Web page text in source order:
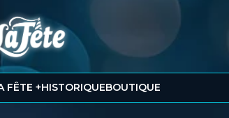
FÊTE +HISTORIQUEBOUTIQUE